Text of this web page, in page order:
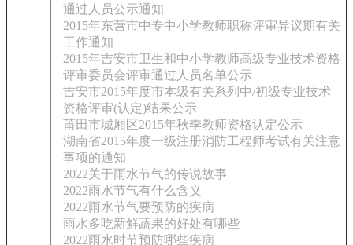
通过人员公示通知
2015年东营市中专中小学教师职称评审异议期有关
工作通知
2015年吉安市卫生和中小学教师高级专业技术资格
评审委员会评审通过人员名单公示
吉安市2015年度市本级有关系列中/初级专业技术
资格评审(认定)结果公示
莆田市城厢区2015年秋季教师资格认定公示
湖南省2015年度一级注册消防工程师考试有关注意
事项的通知
2022关于雨水节气的传说故事
2022雨水节气有什么含义
2022雨水节气要预防的疾病
雨水多吃新鲜蔬果的好处有哪些
2022雨水时节预防哪些疾病